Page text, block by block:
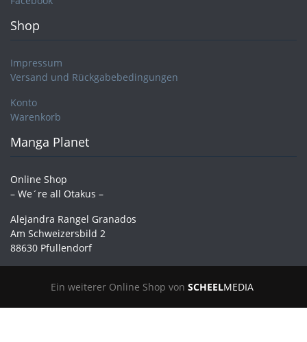
Shop
Impressum
Versand und Rückgabebedingungen
Konto
Warenkorb
Manga Planet
Online Shop
– We´re all Otakus –
Alejandra Rangel Granados
Am Schweizersbild 2
88630 Pfullendorf
Ein weiterer Online Shop von SCHEELMEDIA